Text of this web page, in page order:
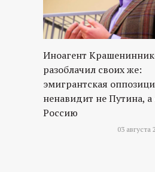
Иноагент
разоблачил своих же:
эмигрантская
ненавидит не Путина,
Россию
03 августа